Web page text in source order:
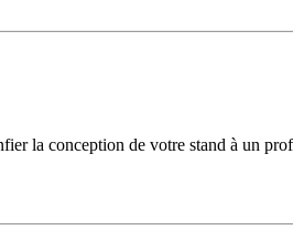
la conception de votre stand à un